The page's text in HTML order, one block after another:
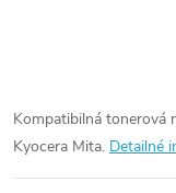
Kompatibilná tonerová
Kyocera Mita. Detailné